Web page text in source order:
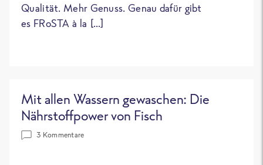
Qualität. Mehr Genuss. Genau dafür gibt
es FRoSTA à la […]
Mit allen Wassern gewaschen: Die
Nährstoffpower von Fisch
3 Kommentare